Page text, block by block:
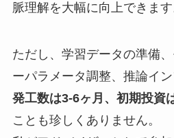
脈理解を大幅に向上できます
ただし、学習データの準備
ーパラメータ調整、推論イン
発工数は3-6ヶ月、初期投資
ことも珍しくありません。